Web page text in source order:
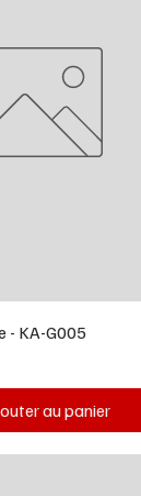
- KA-G005
au panier